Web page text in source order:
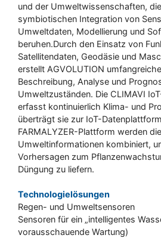
und der Umweltwissenschaften,
symbiotischen Integration von
Umweltdaten, Modellierung und
beruhen.Durch den Einsatz von
Satellitendaten, Geodäsie und
erstellt AGVOLUTION
Beschreibung, Analyse und
Umweltzuständen. Die CLIMAVI
erfasst kontinuierlich Klima- und
überträgt sie zur IoT-
FARMALYZER-Plattform werden
Umweltinformationen kombiniert,
Vorhersagen zum
Düngung zu liefern.
Technologielösungen
Regen- und Umweltsensoren
Sensoren für ein „intelligentes
vorausschauende Wartung)